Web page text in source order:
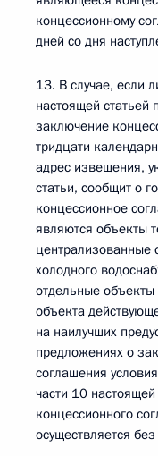
концессионному
дней со дня
13. В случае, если
настоящей статьей
заключение
тридцати
адрес извещения,
статьи, сообщит о
концессионное
являются объекты
централизованные
холодного
отдельные объекты
объекта
на наилучших
предложениях о
соглашения
части 10
концессионного
осуществляется